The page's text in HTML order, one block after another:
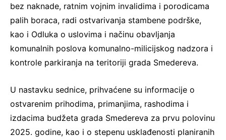
bez naknade, ratnim vojnim invalidima i porodicama
palih boraca, radi ostvarivanja stambene podrške,
kao i Odluka o uslovima i načinu obavljanja
komunalnih poslova komunalno-milicijskog nadzora i
kontrole parkiranja na teritoriji grada Smedereva.
U nastavku sednice, prihvaćene su informacije o
ostvarenim prihodima, primanjima, rashodima i
izdacima budžeta grada Smedereva za prvu polovinu
2025. godine, kao i o stepenu usklađenosti planiranih